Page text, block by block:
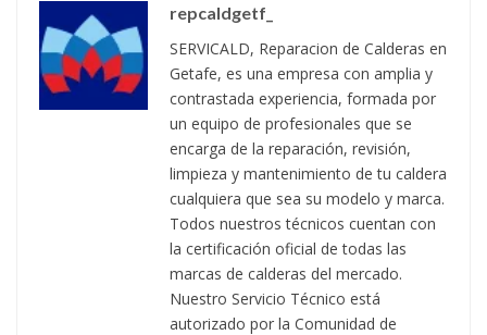
repcaldgetf_
SERVICALD, Reparacion de Calderas en
Getafe, es una empresa con amplia y
contrastada experiencia, formada por
un equipo de profesionales que se
encarga de la reparación, revisión,
limpieza y mantenimiento de tu caldera
cualquiera que sea su modelo y marca.
Todos nuestros técnicos cuentan con
la certificación oficial de todas las
marcas de calderas del mercado.
Nuestro Servicio Técnico está
autorizado por la Comunidad de